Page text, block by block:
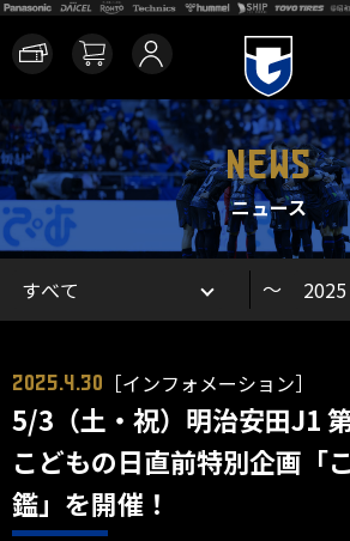
NEWS
ニュース
～
2025.4.30 ［インフォメーション］
5/3（土・祝）明治安田J1
こどもの日直前特別企画「
鑑」を開催！